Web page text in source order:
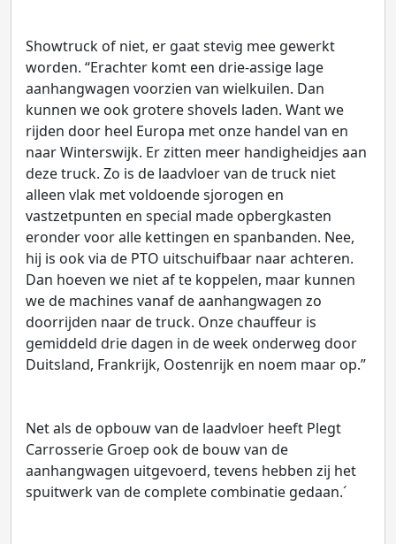
Showtruck of niet, er gaat stevig mee gewerkt
worden. “Erachter komt een drie-assige lage
aanhangwagen voorzien van wielkuilen. Dan
kunnen we ook grotere shovels laden. Want we
rijden door heel Europa met onze handel van en
naar Winterswijk. Er zitten meer handigheidjes aan
deze truck. Zo is de laadvloer van de truck niet
alleen vlak met voldoende sjorogen en
vastzetpunten en special made opbergkasten
eronder voor alle kettingen en spanbanden. Nee,
hij is ook via de PTO uitschuifbaar naar achteren.
Dan hoeven we niet af te koppelen, maar kunnen
we de machines vanaf de aanhangwagen zo
doorrijden naar de truck. Onze chauffeur is
gemiddeld drie dagen in de week onderweg door
Duitsland, Frankrijk, Oostenrijk en noem maar op.”
Net als de opbouw van de laadvloer heeft Plegt
Carrosserie Groep ook de bouw van de
aanhangwagen uitgevoerd, tevens hebben zij het
spuitwerk van de complete combinatie gedaan.´